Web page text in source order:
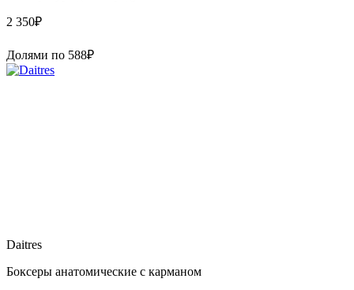
2 350₽
Долями по 588₽
Daitres
Боксеры анатомические с карманом